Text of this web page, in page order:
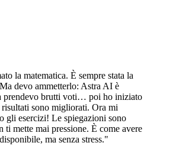
la matematica. È sempre stata la
devo ammetterlo: Astra AI è
prendevo brutti voti… poi ho iniziato
risultati sono migliorati. Ora mi
gli esercizi! Le spiegazioni sono
ti mette mai pressione. È come avere
ma senza stress."